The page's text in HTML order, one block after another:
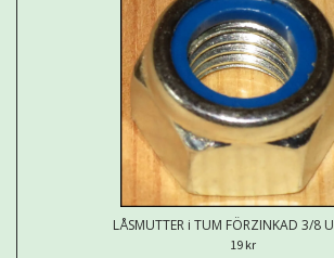
LÅSMUTTER i TUM FÖRZINKAD 3/8
19 kr